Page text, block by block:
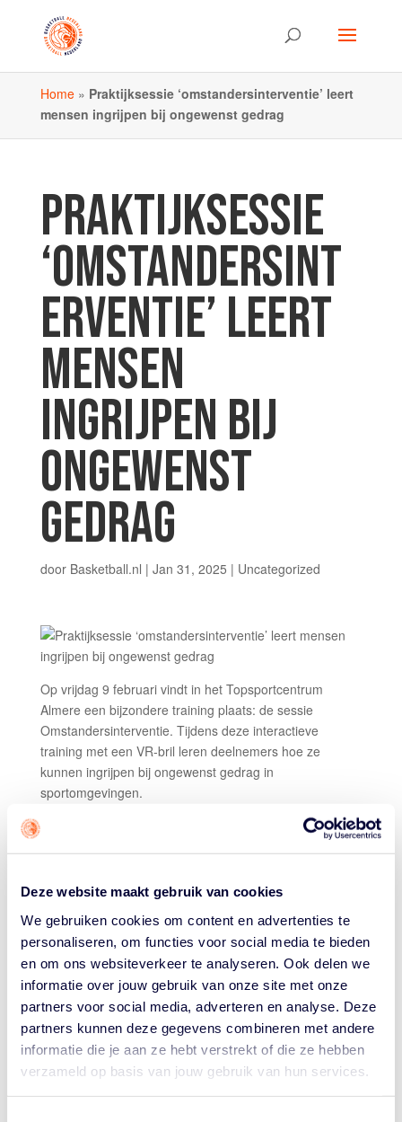
Deze website maakt gebruik van cookies
We gebruiken cookies om content en advertenties te
personaliseren, om functies voor social media te bieden
en om ons websiteverkeer te analyseren. Ook delen we
informatie over jouw gebruik van onze site met onze
partners voor social media, adverteren en analyse. Deze
partners kunnen deze gegevens combineren met andere
informatie die je aan ze hebt verstrekt of die ze hebben
verzameld op basis van jouw gebruik van hun services.
Home» Praktijksessie ‘omstandersinterventie’ leert
mensen ingrijpen bij ongewenst gedrag
PRAKTIJKSESSIE
‘OMSTANDERSINT
ERVENTIE’ LEERT
MENSEN
INGRIJPEN BIJ
ONGEWENST
GEDRAG
door Basketball.nl | Jan 31, 2025 | Uncategorized
Op vrijdag 9 februari vindt in het Topsportcentrum
Almere een bijzondere training plaats: de sessie
Omstandersinterventie. Tijdens deze interactieve
training met een VR-bril leren deelnemers hoe ze
kunnen ingrijpen bij ongewenst gedrag in
sportomgevingen.
Of je nu direct actie onderneemt of achteraf iets doet –
het tegengaan van grensoverschrijdend gedrag. Tijdens
deze sessie maken deelnemers op een laagdrempelige
manier mee hoe ze effectief kunnen reageren in lastige
situaties. De training wordt gegeven aan de hand van
een realistisch scenario: een selectietraining op het
voetbalveld.
Zo zal blijken dat er verschillende rollen (‘beïnvloeder’,
‘steuner’ of ‘aanspreker’) zijn en worden lessen
toegepast op de specifieke uitdagingen van een
basketbalvereniging.